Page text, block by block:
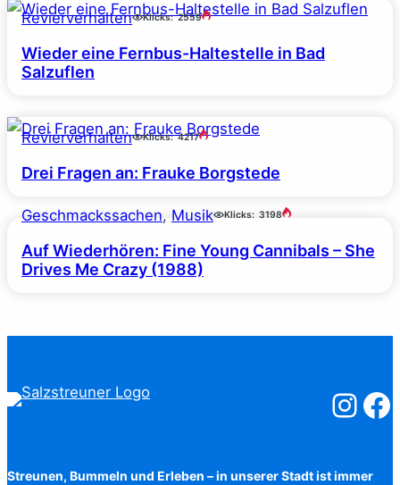
Revierverhalten Klicks: 2559
Wieder eine Fernbus-Haltestelle in Bad
Salzuflen
Revierverhalten Klicks: 4217
Drei Fragen an: Frauke Borgstede
Geschmackssachen, Musik Klicks: 3198
Auf Wiederhören: Fine Young Cannibals – She
Drives Me Crazy (1988)
Streunen, Bummeln und Erleben – in unserer Stadt ist immer